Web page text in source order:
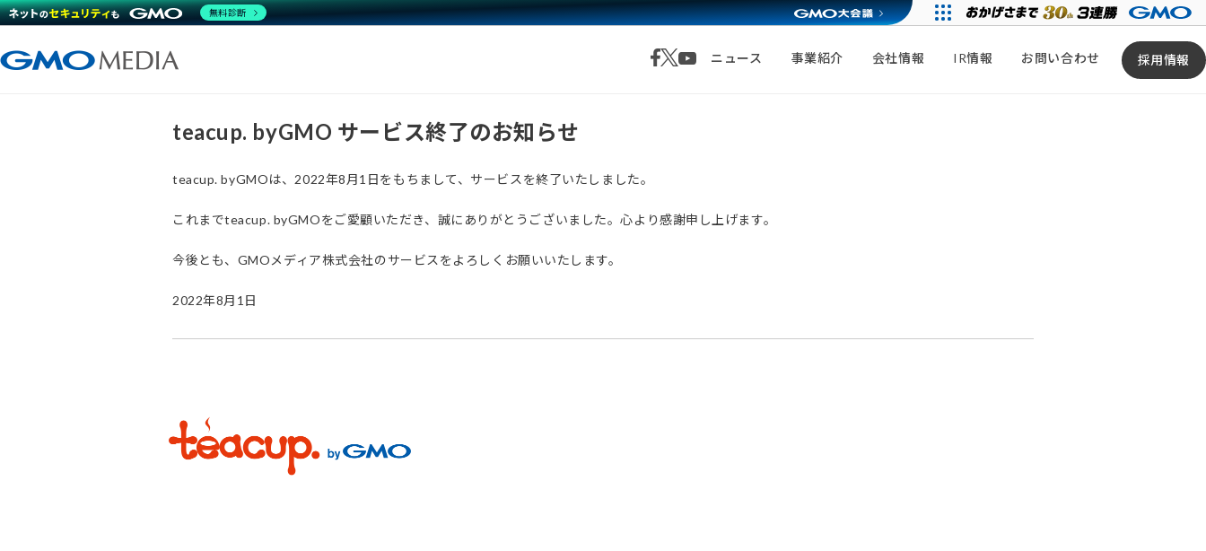
ニュース 事業紹介 会社情報 IR情報 お問い合わせ 採用情報
teacup. byGMO サービス終了のお知らせ
teacup. byGMOは、2022年8月1日をもちまして、サービスを終了いたしました。
これまでteacup. byGMOをご愛顧いただき、誠にありがとうございました。心より感謝申し上げます。
今後とも、GMOメディア株式会社のサービスをよろしくお願いいたします。
2022年8月1日
無料診断